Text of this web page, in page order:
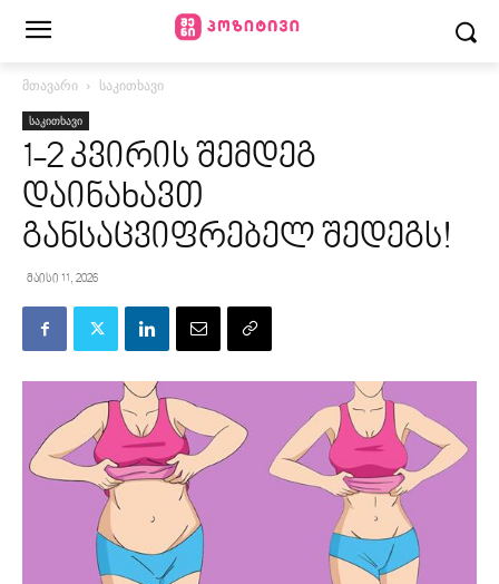
მთავარი საკითხავი
საკითხავი
1-2 კვირის შემდეგ
დაინახავთ
განსაცვიფრებელ შედეგს!
მაისი 11, 2026